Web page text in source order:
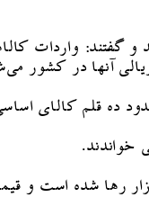
گفتند: واردات
آنها در کشور
ده قلم کالای
خواندند.
رها شده است و